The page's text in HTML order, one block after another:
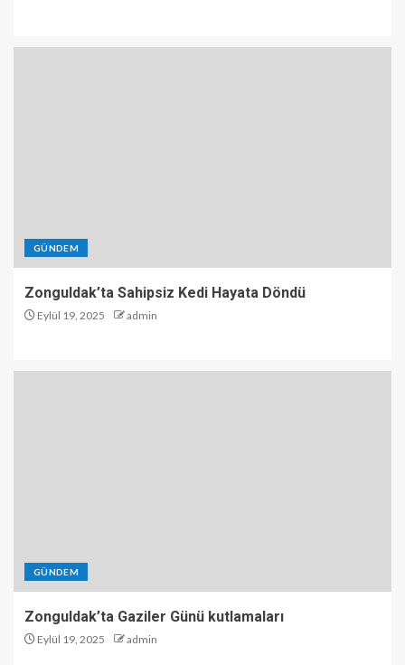
GÜNDEM
Zonguldak’ta Sahipsiz Kedi Hayata Döndü
Eylül 19, 2025 admin
GÜNDEM
Zonguldak’ta Gaziler Günü kutlamaları
Eylül 19, 2025 admin